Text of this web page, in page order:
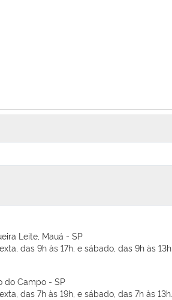
Leite, Mauá - SP
das 9h às 17h, e sábado, das 9h às 13h.
do Campo - SP
das 7h às 19h, e sábado, das 7h às 13h.